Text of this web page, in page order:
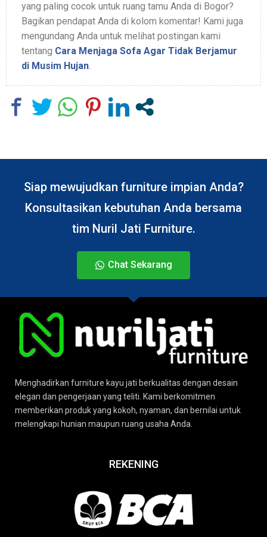
yang paling cocok untuk ruang tamu Anda di Bogor?
Bagikan pendapat Anda di kolom komentar! Kami juga
mengundang Anda untuk melihat postingan kami
tentang Cara Menjaga Sofa Agar Tidak Berjamur
di Musim Hujan.
Siap mewujudkan furniture impian Anda?
Konsultasikan kebutuhan Anda bersama
tim Nuril Jati Furniture.
Chat Sekarang
Menghadirkan furniture kayu jati berkualitas dengan desain
elegan dan pengerjaan yang teliti. Kami berkomitmen
memberikan produk yang kokoh, nyaman, dan bernilai untuk
melengkapi hunian maupun ruang usaha Anda.
REKENING